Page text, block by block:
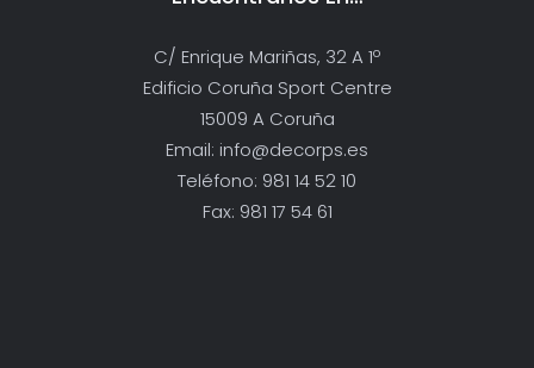
C/ Enrique Mariñas, 32 A 1º
Edificio Coruña Sport Centre
15009 A Coruña
Email: info@decorps.es
Teléfono: 981 14 52 10
Fax: 981 17 54 61